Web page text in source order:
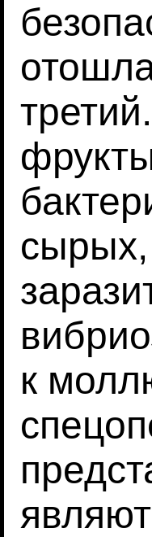
сырых,
к